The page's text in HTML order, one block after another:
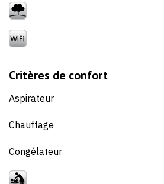
Critères de confort
Aspirateur
Chauffage
Congélateur